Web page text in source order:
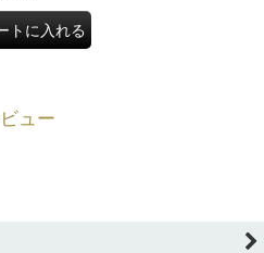
トに入れる
ュー